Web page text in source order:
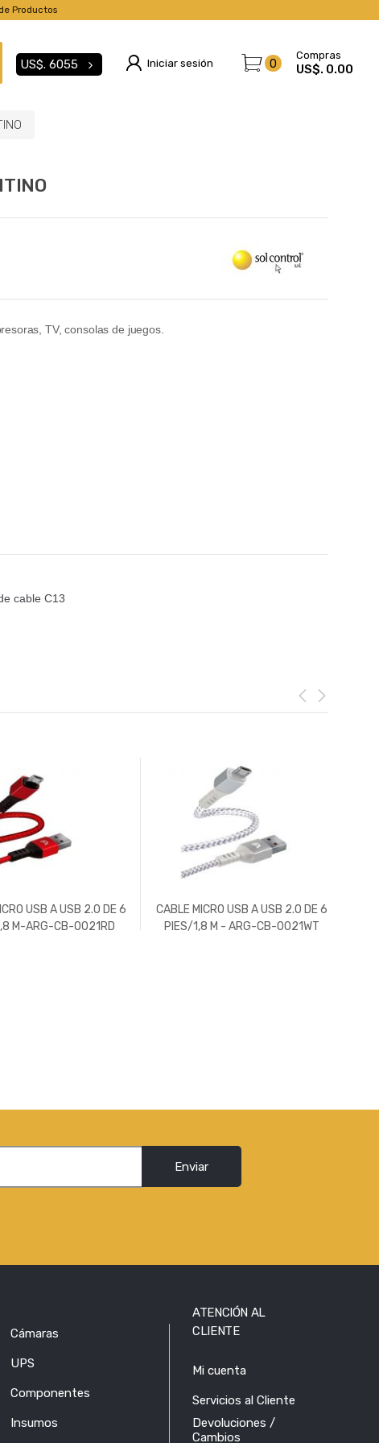
Productos
US$. 6055 Iniciar sesión 0
Compras
US$. 0.00
TV, consolas de juegos.
cable C13
USB A USB 2.0 DE 6
M-ARG-CB-0021RD
CABLE MICRO USB A USB 2.0 DE 6
PIES/1,8 M - ARG-CB-0021WT
Enviar
Cámaras
UPS
Componentes
Insumos
ATENCIÓN AL
CLIENTE
Mi cuenta
Servicios al Cliente
Devoluciones /
Cambios